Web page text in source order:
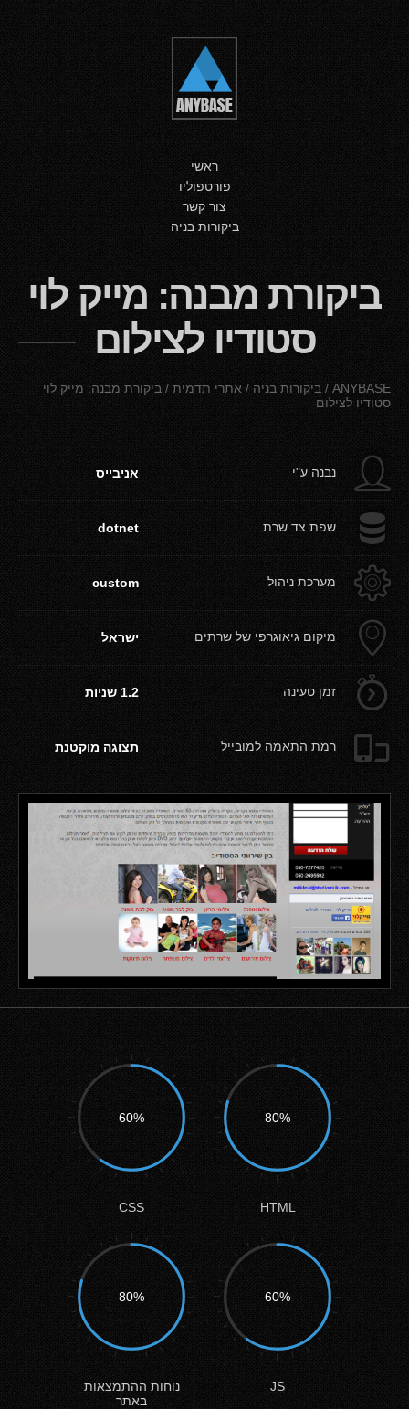
ראשי
פורטפוליו
צור קשר
ביקורות בניה
ביקורת מבנה: מייק לוי
סטודיו לצילום
ANYBASE
/ ביקורות בניה / אתרי תדמית / ביקורת מבנה: מייק לוי
סטודיו לצילום
g נבנה ע"י אניבייס
b שפת צד שרת dotnet
a מערכת ניהול custom
c מיקום גיאוגרפי של שרתים ישראל
d זמן טעינה 1.2 שניות
e רמת התאמה למובייל תצוגה מוקטנת
80%
HTML
60%
CSS
60%
JS
80%
נוחות ההתמצאות
באתר